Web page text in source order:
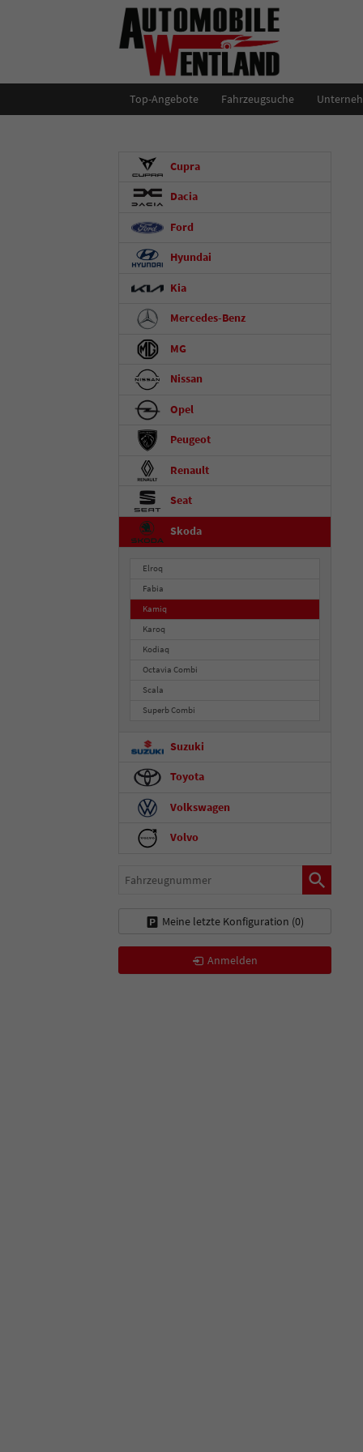
Top-Angebote Fahrzeugsuche
Cupra
Dacia
Ford
Hyundai
Kia
Mercedes-Benz
MG
Nissan
Opel
Peugeot
Renault
Seat
Skoda
Elroq
Fabia
Kamiq
Karoq
Kodiaq
Octavia Combi
Scala
Superb Combi
Suzuki
Toyota
Volkswagen
Volvo
Fahrzeugnummer
Meine letzte Konfiguration (0)
Anmelden